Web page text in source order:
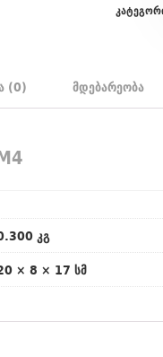
(0) მდებარეობა
კგ
× 8 × 17 სმ